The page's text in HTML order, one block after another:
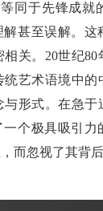
同于先锋成就
解甚至误解。 这
关。 20世纪
艺术语境中的
形式。在急于
个极具吸引力
而忽视了其背